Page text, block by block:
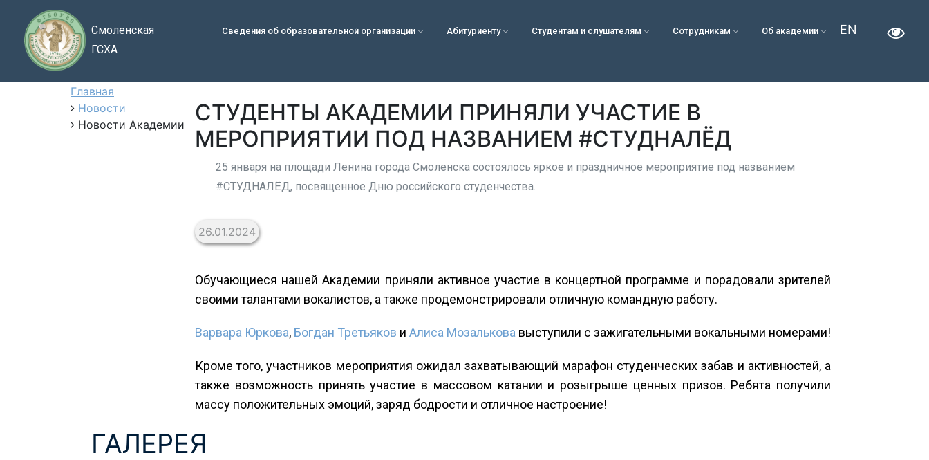
Смоленская
ГСХА
Сведения об образовательной организации Абитуриенту Студентам и слушателям Сотрудникам Об академии EN
Главная
Новости
Новости Академии
СТУДЕНТЫ АКАДЕМИИ ПРИНЯЛИ УЧАСТИЕ В
МЕРОПРИЯТИИ ПОД НАЗВАНИЕМ #СТУДНАЛЁД
25 января на площади Ленина города Смоленска состоялось яркое и праздничное мероприятие под названием
#СТУДНАЛЁД, посвященное Дню российского студенчества.
26.01.2024
Обучающиеся нашей Академии приняли активное участие в концертной программе и порадовали зрителей
своими талантами вокалистов, а также продемонстрировали отличную командную работу.
Варвара Юркова, Богдан Третьяков и Алиса Мозалькова выступили с зажигательными вокальными номерами!
Кроме того, участников мероприятия ожидал захватывающий марафон студенческих забав и активностей, а
также возможность принять участие в массовом катании и розыгрыше ценных призов. Ребята получили
массу положительных эмоций, заряд бодрости и отличное настроение!
ГАЛЕРЕЯ